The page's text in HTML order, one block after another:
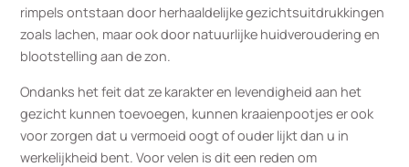
rimpels ontstaan door herhaaldelijke gezichtsuitdrukkingen
zoals lachen, maar ook door natuurlijke huidveroudering en
blootstelling aan de zon.
Ondanks het feit dat ze karakter en levendigheid aan het
gezicht kunnen toevoegen, kunnen kraaienpootjes er ook
voor zorgen dat u vermoeid oogt of ouder lijkt dan u in
werkelijkheid bent. Voor velen is dit een reden om